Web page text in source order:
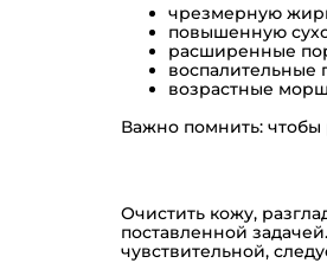
чрезмерную
повышенную
расширенные
воспалительные
возрастные
Важно помнить: чтобы
Очистить кожу,
поставленной
чувствительной,